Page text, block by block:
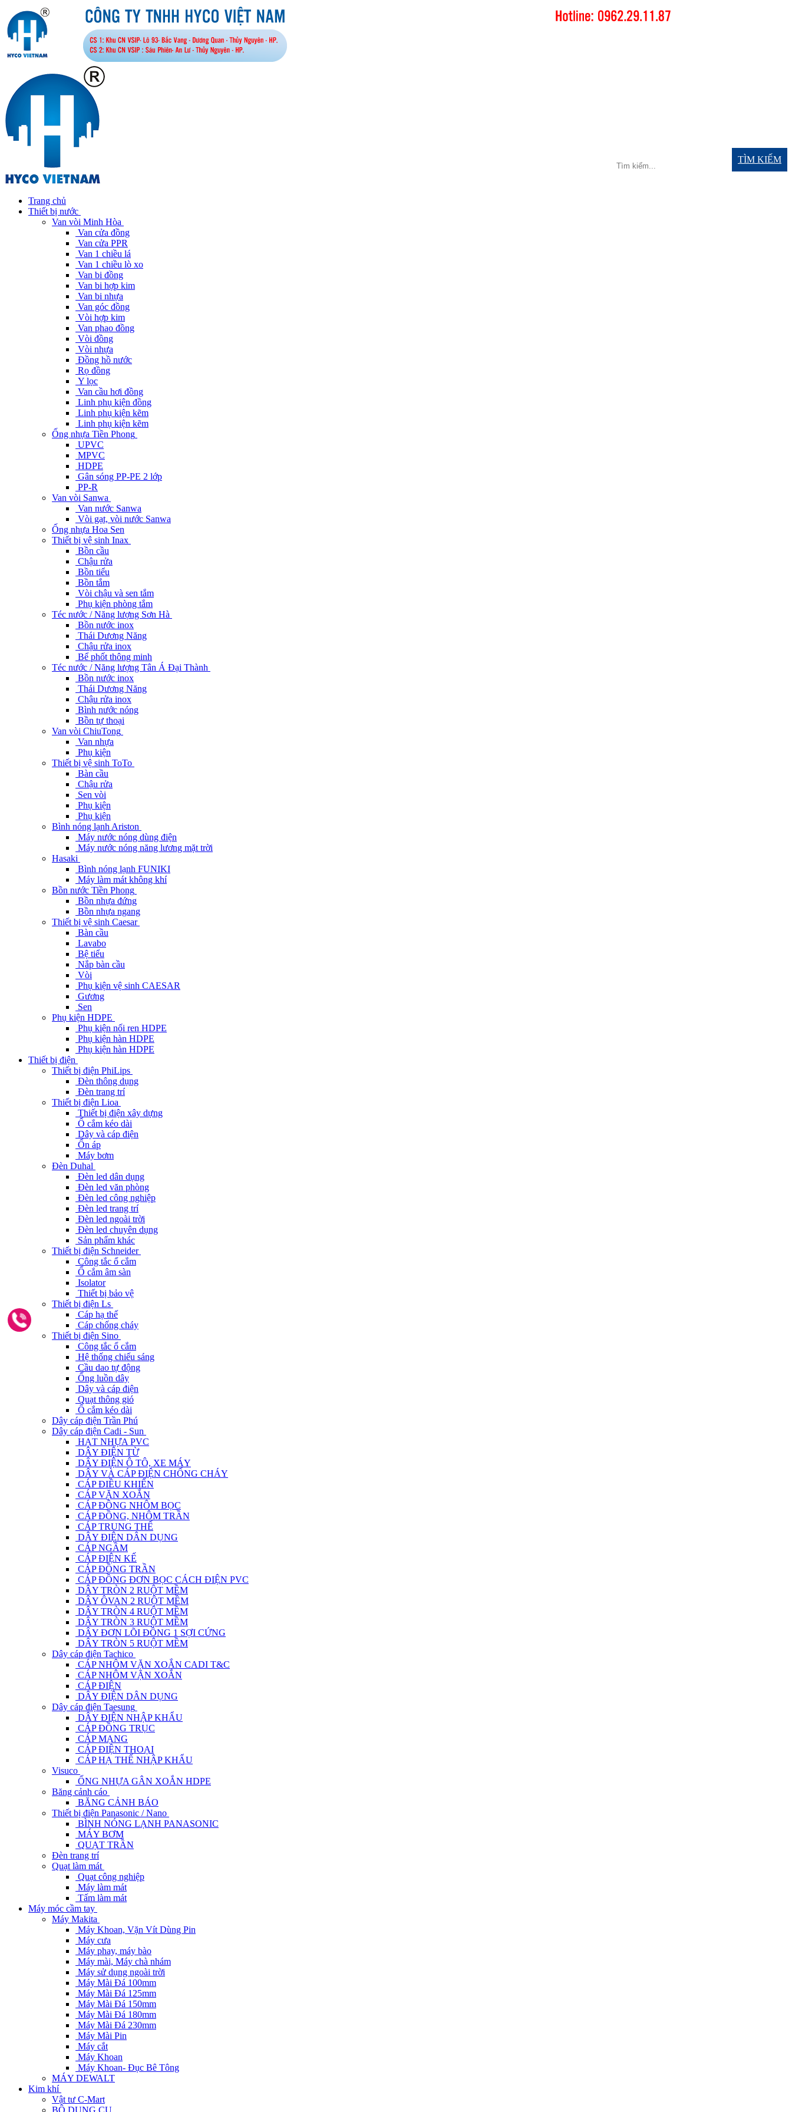
TÌM KIẾM
Trang chủ
Thiết bị nước
Van vòi Minh Hòa
Van cửa đồng
Van cửa PPR
Van 1 chiều lá
Van 1 chiều lò xo
Van bi đồng
Van bi hợp kim
Van bi nhựa
Van góc đồng
Vòi hợp kim
Van phao đồng
Vòi đồng
Vòi nhựa
Đồng hồ nước
Rọ đồng
Y lọc
Van cầu hơi đồng
Linh phụ kiện đồng
Linh phụ kiện kẽm
Linh phụ kiện kẽm
Ống nhựa Tiền Phong
UPVC
MPVC
HDPE
Gân sóng PP-PE 2 lớp
PP-R
Van vòi Sanwa
Van nước Sanwa
Vòi gạt, vòi nước Sanwa
Ống nhựa Hoa Sen
Thiết bị vệ sinh Inax
Bồn cầu
Chậu rửa
Bồn tiểu
Bồn tắm
Vòi chậu và sen tắm
Phụ kiện phòng tắm
Téc nước / Năng lượng Sơn Hà
Bồn nước inox
Thái Dương Năng
Chậu rửa inox
Bể phốt thông minh
Téc nước / Năng lượng Tân Á Đại Thành
Bồn nước inox
Thái Dương Năng
Chậu rửa inox
Bình nước nóng
Bồn tự thoại
Van vòi ChiuTong
Van nhựa
Phụ kiện
Thiết bị vệ sinh ToTo
Bàn cầu
Chậu rửa
Sen vòi
Phụ kiện
Phụ kiện
Bình nóng lạnh Ariston
Máy nước nóng dùng điện
Máy nước nóng năng lương mặt trời
Hasaki
Bình nóng lạnh FUNIKI
Máy làm mát không khí
Bồn nước Tiền Phong
Bồn nhựa đứng
Bồn nhựa ngang
Thiết bị vệ sinh Caesar
Bàn cầu
Lavabo
Bệ tiểu
Nắp bàn cầu
Vòi
Phụ kiện vệ sinh CAESAR
Gương
Sen
Phụ kiện HDPE
Phụ kiện nối ren HDPE
Phụ kiện hàn HDPE
Phụ kiện hàn HDPE
Thiết bị điện
Thiết bị điện PhiLips
Đèn thông dụng
Đèn trang trí
Thiết bị điện Lioa
Thiết bị điện xây dựng
Ổ cắm kéo dài
Dây và cáp điện
Ổn áp
Máy bơm
Đèn Duhal
Đèn led dân dụng
Đèn led văn phòng
Đèn led công nghiệp
Đèn led trang trí
Đèn led ngoài trời
Đèn led chuyên dụng
Sản phẩm khác
Thiết bị điện Schneider
Công tắc ổ cắm
Ổ cắm âm sàn
Isolator
Thiết bị bảo vệ
Thiết bị điện Ls
Cáp hạ thế
Cáp chống cháy
Thiết bị điện Sino
Công tắc ổ cắm
Hệ thống chiếu sáng
Cầu dao tự động
Ống luồn dây
Dây và cáp điện
Quạt thông gió
Ổ cắm kéo dài
Dây cáp điện Trần Phú
Dây cáp điện Cadi - Sun
HẠT NHỰA PVC
DÂY ĐIỆN TỪ
DÂY ĐIỆN Ô TÔ, XE MÁY
DÂY VÀ CÁP ĐIỆN CHỐNG CHÁY
CÁP ĐIỀU KHIỂN
CÁP VẶN XOẮN
CÁP ĐỒNG NHÔM BỌC
CÁP ĐỒNG, NHÔM TRẦN
CÁP TRUNG THẾ
DÂY ĐIỆN DÂN DỤNG
CÁP NGẦM
CÁP ĐIỆN KẾ
CÁP ĐỒNG TRẦN
CÁP ĐỒNG ĐƠN BỌC CÁCH ĐIỆN PVC
DÂY TRÒN 2 RUỘT MỀM
DÂY ÔVAN 2 RUỘT MỀM
DÂY TRÒN 4 RUỘT MỀM
DÂY TRÒN 3 RUỘT MỀM
DÂY ĐƠN LÕI ĐỒNG 1 SỢI CỨNG
DÂY TRÒN 5 RUỘT MỀM
Dây cáp điện Tachico
CÁP NHÔM VẶN XOẮN CADI T&C
CÁP NHÔM VẶN XOẮN
CÁP ĐIỆN
DÂY ĐIỆN DÂN DỤNG
Dây cáp điện Taesung
DÂY ĐIỆN NHẬP KHẨU
CÁP ĐỒNG TRỤC
CÁP MẠNG
CÁP ĐIỆN THOẠI
CÁP HẠ THẾ NHẬP KHẨU
Visuco
ỐNG NHỰA GÂN XOẮN HDPE
Băng cảnh cáo
BĂNG CẢNH BÁO
Thiết bị điện Panasonic / Nano
BÌNH NÓNG LẠNH PANASONIC
MÁY BƠM
QUẠT TRẦN
Đèn trang trí
Quạt làm mát
Quạt công nghiệp
Máy làm mát
Tấm làm mát
Máy móc cầm tay
Máy Makita
Máy Khoan, Vặn Vít Dùng Pin
Máy cưa
Máy phay, máy bào
Máy mài, Máy chà nhám
Máy sử dụng ngoài trời
Máy Mài Đá 100mm
Máy Mài Đá 125mm
Máy Mài Đá 150mm
Máy Mài Đá 180mm
Máy Mài Đá 230mm
Máy Mài Pin
Máy cắt
Máy Khoan
Máy Khoan- Đục Bê Tông
MÁY DEWALT
Kim khí
Vật tư C-Mart
BỘ DỤNG CỤ
Gọi ngay 0962291187